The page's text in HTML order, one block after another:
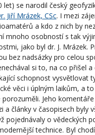
let) se narodil český
Jiří Mrázek, CSc. I mezi
a kdo z nich by
mnoho osobností s tak
jako byl dr. J. Mrázek.
bez nadsázky pro celou
si to, na co přišel a
schopnost vysvětlovat
věci i úplným laikům, a to
Jeho
a články v časopisech byly
pojednávaly o vědeckých
technice. Byl